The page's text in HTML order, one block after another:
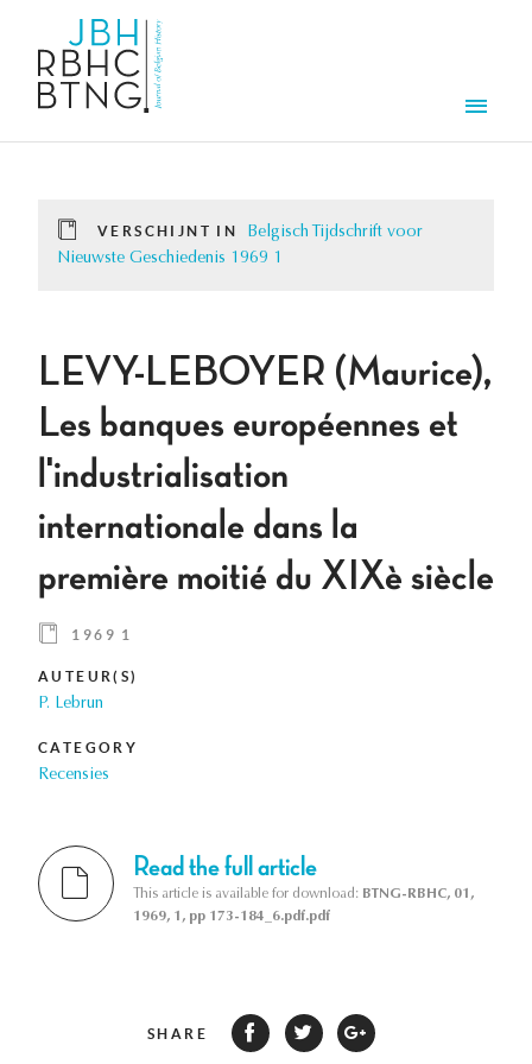
VERSCHIJNT IN
Belgisch Tijdschrift voor
Nieuwste Geschiedenis 1969 1
LEVY-LEBOYER (Maurice),
Les banques européennes et
l'industrialisation
internationale dans la
première moitié du XIXè siècle
1969 1
AUTEUR(S)
P. Lebrun
CATEGORY
Recensies
Read the full article
This article is available for download: BTNG-RBHC, 01,
1969, 1, pp 173-184_6.pdf.pdf
SHARE